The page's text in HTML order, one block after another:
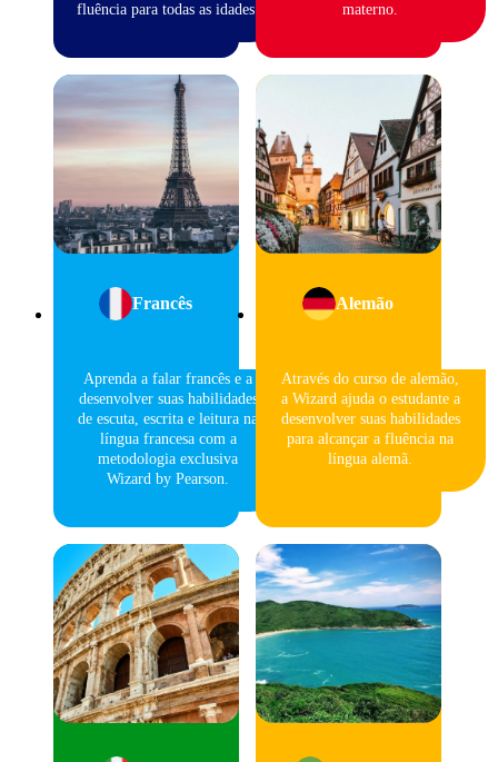
fluência para todas as idades.
materno.
Francês
Aprenda a falar francês e a
desenvolver suas habilidades
de escuta, escrita e leitura na
língua francesa com a
metodologia exclusiva
Wizard by Pearson.
Alemão
Através do curso de alemão,
a Wizard ajuda o estudante a
desenvolver suas habilidades
para alcançar a fluência na
língua alemã.